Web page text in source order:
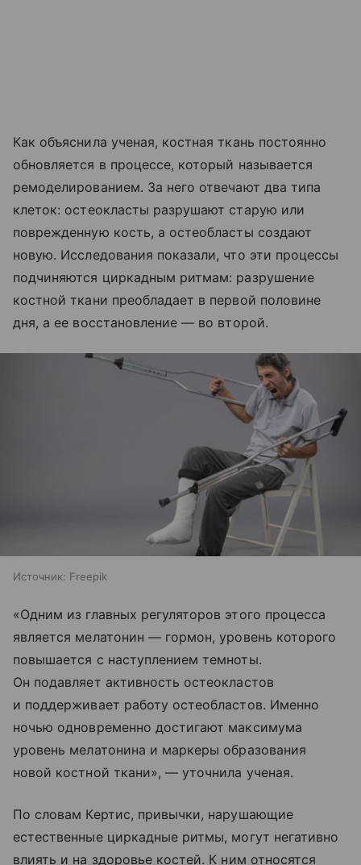
Как объяснила ученая, костная ткань постоянно
обновляется в процессе, который называется
ремоделированием. За него отвечают два типа
клеток: остеокласты разрушают старую или
поврежденную кость, а остеобласты создают
новую. Исследования показали, что эти процессы
подчиняются циркадным ритмам: разрушение
костной ткани преобладает в первой половине
дня, а ее восстановление — во второй.
Источник: Freepik
«Одним из главных регуляторов этого процесса
является мелатонин — гормон, уровень которого
повышается с наступлением темноты.
Он подавляет активность остеокластов
и поддерживает работу остеобластов. Именно
ночью одновременно достигают максимума
уровень мелатонина и маркеры образования
новой костной ткани», — уточнила ученая.
По словам Кертис, привычки, нарушающие
естественные циркадные ритмы, могут негативно
влиять и на здоровье костей. К ним относятся